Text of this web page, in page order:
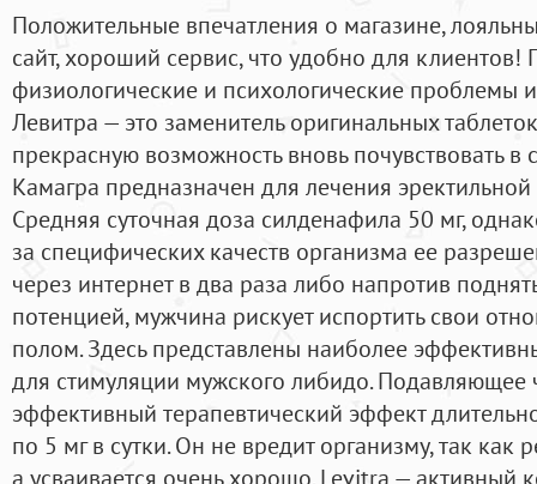
Положительные впечатления о магазине,
сайт, хороший сервис, что удобно для клиентов!
физиологические и психологические проблемы
Левитра — это заменитель оригинальных
прекрасную возможность вновь почувствовать
Камагра предназначен для лечения
Средняя суточная доза силденафила 50 мг,
за специфических качеств организма ее
через интернет в два раза либо напротив
потенцией, мужчина рискует испортить свои
полом. Здесь представлены наиболее
для стимуляции мужского либидо.
эффективный терапевтический эффект
по 5 мг в сутки. Он не вредит организму, так как
а усваивается очень хорошо. Levitra — активный